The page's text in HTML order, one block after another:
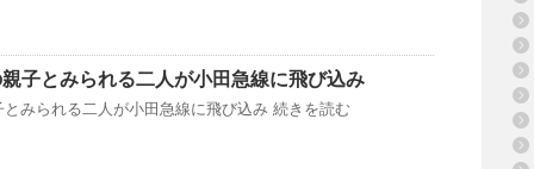
子とみられる二人が小田急線に飛び込み
みられる二人が小田急線に飛び込み 続きを読む